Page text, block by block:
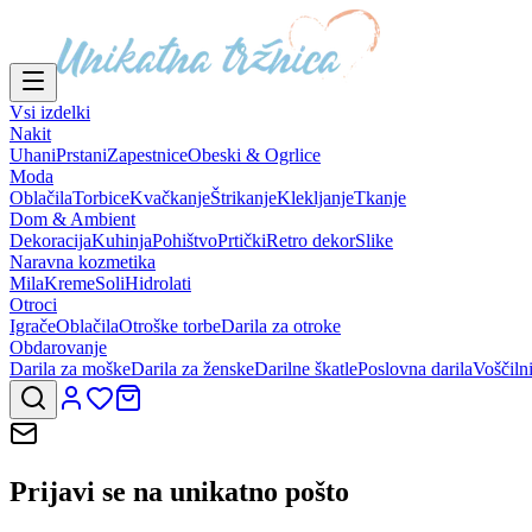
Vsi izdelki
Nakit
UhaniPrstaniZapestniceObeski & Ogrlice
Moda
OblačilaTorbiceKvačkanjeŠtrikanjeKlekljanjeTkanje
Dom & Ambient
DekoracijaKuhinjaPohištvoPrtičkiRetro dekorSlike
Naravna kozmetika
MilaKremeSoliHidrolati
Otroci
IgračeOblačilaOtroške torbeDarila za otroke
Obdarovanje
Darila za moškeDarila za ženskeDarilne škatlePoslovna darila
Prijavi se na unikatno pošto